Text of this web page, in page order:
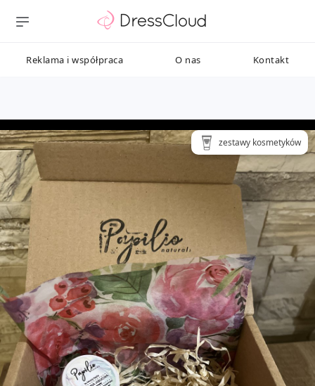
Reklama i współpraca O nas Kontakt
zestawy kosmetyków